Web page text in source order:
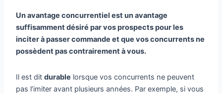
Un avantage concurrentiel est un avantage
suffisamment désiré par vos prospects pour les
inciter à passer commande et que vos concurrents ne
possèdent pas contrairement à vous.
Il est ditdurable lorsque vos concurrents ne peuvent
pas l’imiter avant plusieurs années. Par exemple, si vous